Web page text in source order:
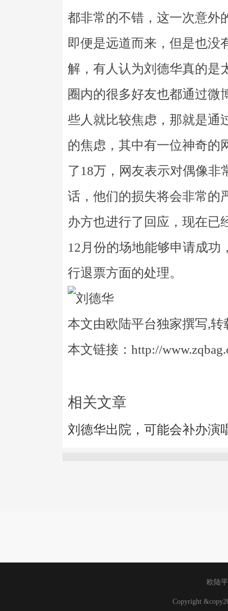
都非常的不错，这一次意外
即便是远道而来，但是也没
解，有人认为刘德华真的是
圈内的很多好友也都通过微
些人就比较焦虑，那就是通
的焦虑，其中有一位神奇的
了18万，网友表示对偶像非
话，他们的损失将会非常的
办方也进行了回应，现在已
12月份的场地能够申请成功
行退票方面的处理。
本文由欧陆平台独家撰写,转
本文链接：http://
相关文章
刘德华出院，可能会补办演
欧陆
Copyright